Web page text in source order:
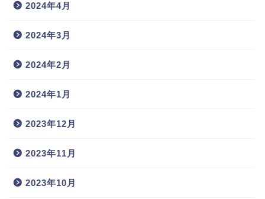
2024年4月
2024年3月
2024年2月
2024年1月
2023年12月
2023年11月
2023年10月